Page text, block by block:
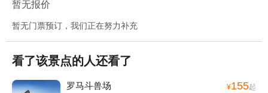
暂无报价
暂无门票预订，我们正在努力补充
看了该景点的人还看了
罗马斗兽场 ¥155起